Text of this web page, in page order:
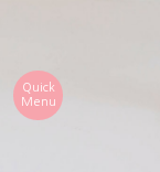
Quick
Menu